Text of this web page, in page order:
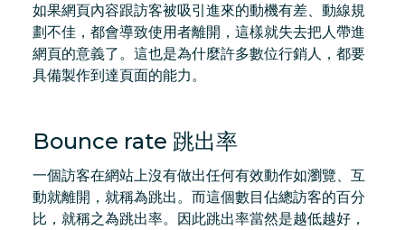
如果網頁內容跟訪客被吸引進來的動機有差、動線規
劃不佳，都會導致使用者離開，這樣就失去把人帶進
網頁的意義了。這也是為什麼許多數位行銷人，都要
具備製作到達頁面的能力。
Bounce rate 跳出率
一個訪客在網站上沒有做出任何有效動作如瀏覽、互
動就離開，就稱為跳出。而這個數目佔總訪客的百分
比，就稱之為跳出率。因此跳出率當然是越低越好，